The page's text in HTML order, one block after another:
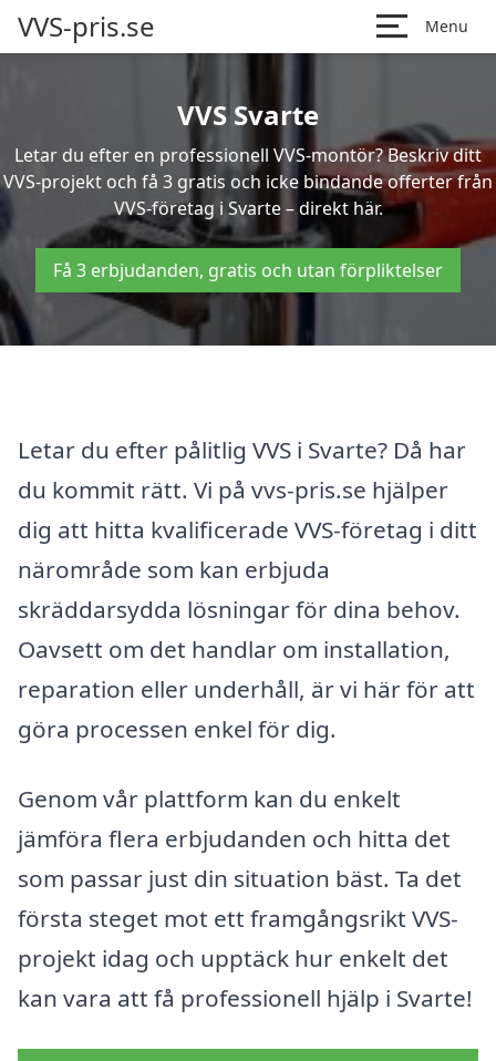
VVS-pris.se Menu
VVS Svarte
Letar du efter en professionell VVS-montör? Beskriv ditt
VVS-projekt och få 3 gratis och icke bindande offerter från
VVS-företag i Svarte – direkt här.
Få 3 erbjudanden, gratis och utan förpliktelser
Letar du efter pålitlig VVS i Svarte? Då har
du kommit rätt. Vi på vvs-pris.se hjälper
dig att hitta kvalificerade VVS-företag i ditt
närområde som kan erbjuda
skräddarsydda lösningar för dina behov.
Oavsett om det handlar om installation,
reparation eller underhåll, är vi här för att
göra processen enkel för dig.
Genom vår plattform kan du enkelt
jämföra flera erbjudanden och hitta det
som passar just din situation bäst. Ta det
första steget mot ett framgångsrikt VVS-
projekt idag och upptäck hur enkelt det
kan vara att få professionell hjälp i Svarte!